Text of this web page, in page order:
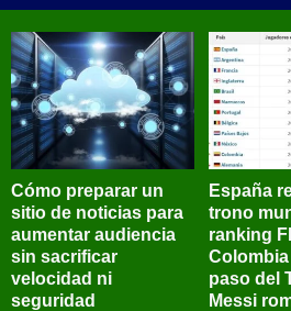
Cómo preparar un
sitio de noticias para
aumentar audiencia
sin sacrificar
velocidad ni
seguridad
España
trono
ranking
paso del
Messi